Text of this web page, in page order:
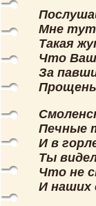
Мне тут
Такая
Что
За
Печные
И в
Ты
Что не
И наших